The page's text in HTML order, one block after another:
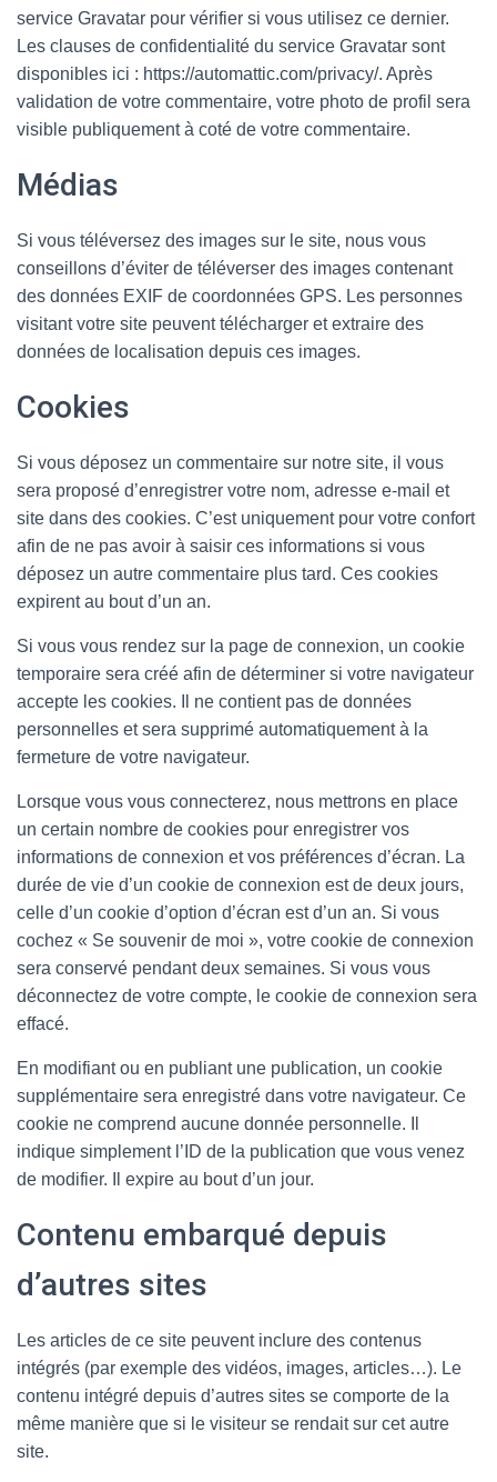
service Gravatar pour vérifier si vous utilisez ce dernier.
Les clauses de confidentialité du service Gravatar sont
disponibles ici : https://automattic.com/privacy/. Après
validation de votre commentaire, votre photo de profil sera
visible publiquement à coté de votre commentaire.
Médias
Si vous téléversez des images sur le site, nous vous
conseillons d’éviter de téléverser des images contenant
des données EXIF de coordonnées GPS. Les personnes
visitant votre site peuvent télécharger et extraire des
données de localisation depuis ces images.
Cookies
Si vous déposez un commentaire sur notre site, il vous
sera proposé d’enregistrer votre nom, adresse e-mail et
site dans des cookies. C’est uniquement pour votre confort
afin de ne pas avoir à saisir ces informations si vous
déposez un autre commentaire plus tard. Ces cookies
expirent au bout d’un an.
Si vous vous rendez sur la page de connexion, un cookie
temporaire sera créé afin de déterminer si votre navigateur
accepte les cookies. Il ne contient pas de données
personnelles et sera supprimé automatiquement à la
fermeture de votre navigateur.
Lorsque vous vous connecterez, nous mettrons en place
un certain nombre de cookies pour enregistrer vos
informations de connexion et vos préférences d’écran. La
durée de vie d’un cookie de connexion est de deux jours,
celle d’un cookie d’option d’écran est d’un an. Si vous
cochez « Se souvenir de moi », votre cookie de connexion
sera conservé pendant deux semaines. Si vous vous
déconnectez de votre compte, le cookie de connexion sera
effacé.
En modifiant ou en publiant une publication, un cookie
supplémentaire sera enregistré dans votre navigateur. Ce
cookie ne comprend aucune donnée personnelle. Il
indique simplement l’ID de la publication que vous venez
de modifier. Il expire au bout d’un jour.
Contenu embarqué depuis
d’autres sites
Les articles de ce site peuvent inclure des contenus
intégrés (par exemple des vidéos, images, articles…). Le
contenu intégré depuis d’autres sites se comporte de la
même manière que si le visiteur se rendait sur cet autre
site.